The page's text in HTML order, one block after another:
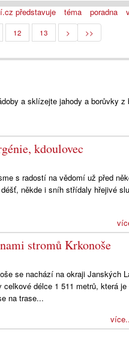
představuje téma poradna
12 13 > >>
a sklízejte jahody a borůvky z
kdoulovec
s radostí na vědomí už před
někde i sníh střídaly hřejivé
stromů Krkonoše
se nachází na okraji Janských
délce 1 511 metrů, která
na trase...